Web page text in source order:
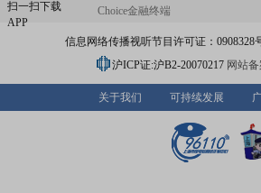
扫一扫下载
APP
Choice金融终端
信息网络传播视听节目许可证：0908328
沪ICP证:沪B2-20070217 网站
关于我们 可持续发展